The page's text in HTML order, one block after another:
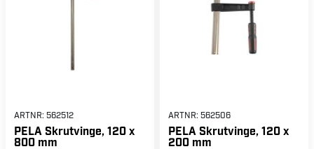
ARTNR: 562512
PELA Skrutvinge, 120 x
800 mm
ARTNR: 562506
PELA Skrutvinge, 120 x
200 mm